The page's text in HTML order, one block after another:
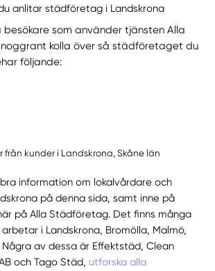
anlitar städföretag i Landskrona
som använder tjänsten Alla
kolla över så städföretaget du
följande:
från kunder i Landskrona, Skåne län
information om lokalvårdare och
på denna sida, samt inne på
på Alla Städföretag. Det finns många
i Landskrona, Bromölla, Malmö,
av dessa är Effektstäd, Clean
och Tago Städ, utforska alla